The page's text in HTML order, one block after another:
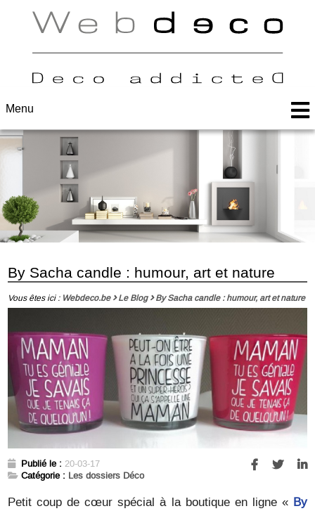
Menu
By Sacha candle : humour, art et nature
Vous êtes ici : Webdeco.be Le Blog By Sacha candle : humour, art et nature
Publié le : 20-03-17
Catégorie : Les dossiers Déco
Petit coup de cœur spécial à la boutique en ligne « By